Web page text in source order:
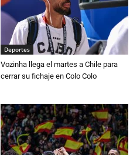
Deportes
Vozinha llega el martes a Chile para
cerrar su fichaje en Colo Colo